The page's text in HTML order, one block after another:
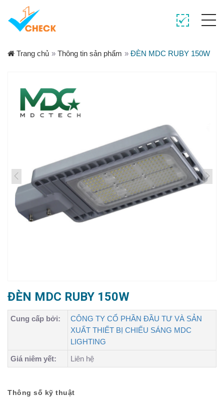
Trang chủ » Thông tin sản phẩm » ĐÈN MDC RUBY 150W
ĐÈN MDC RUBY 150W
Cung cấp bởi:
CÔNG TY CỔ PHẦN ĐẦU TƯ VÀ SẢN
XUẤT THIẾT BỊ CHIẾU SÁNG MDC
LIGHTING
Giá niêm yết:
Liên hệ
Thông số kỹ thuật